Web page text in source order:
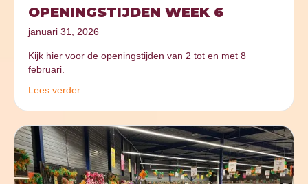
OPENINGSTIJDEN WEEK 6
januari 31, 2026
Kijk hier voor de openingstijden van 2 tot en met 8
februari.
Lees verder...